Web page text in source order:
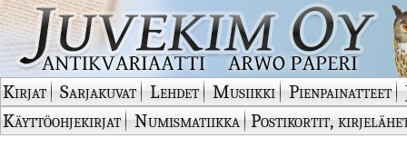
Kirjat Sarjakuvat Lehdet Musiikki Pienpainatteet
Käyttöohjekirjat
Numismatiikka Postikortit,